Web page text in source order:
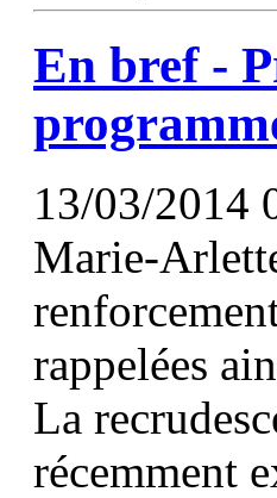
En bref -
13/03/2014
Marie-
rappelées
La
récemment